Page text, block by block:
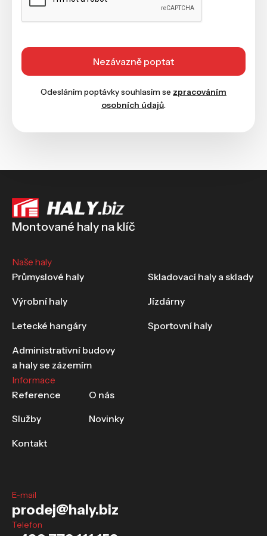
Odesláním poptávky souhlasím se zpracováním
osobních údajů.
Montované haly na klíč
Naše haly
Průmyslové haly
Skladovací haly a sklady
Výrobní haly Jízdárny
Letecké hangáry Sportovní haly
Administrativní budovy
a haly se zázemím
Informace
Reference
O nás
Služby Novinky
Kontakt
E-mail
prodej@haly.biz
Telefon